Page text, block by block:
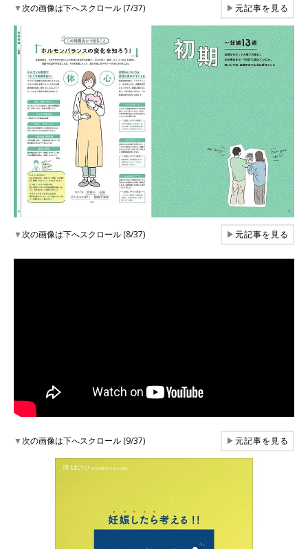
▼次の画像は下へスクロール (7/37) ▶元記事を見る
▼次の画像は下へスクロール (8/37) ▶元記事を見る
▼次の画像は下へスクロール (9/37) ▶元記事を見る